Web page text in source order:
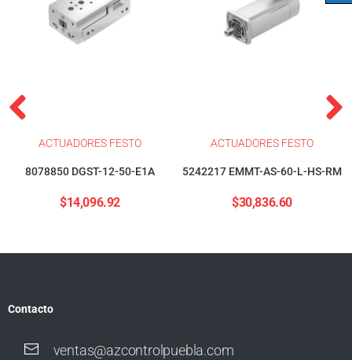
ACTUADORES FESTO
8078850 DGST-12-50-E1A
$14,096.92
ACTUADORES FESTO
5242217 EMMT-AS-60-L-HS-RM
$30,836.60
Contacto
ventas@azcontrolpuebla.com